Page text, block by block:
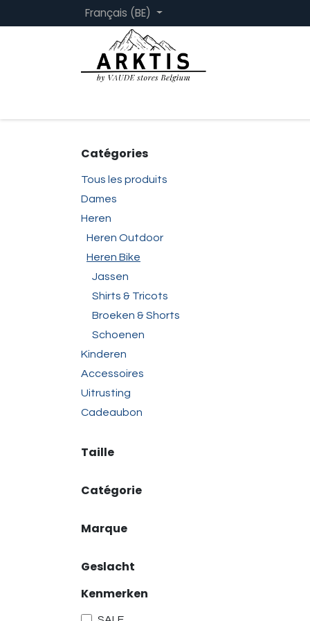
Se rendre au contenuFrançais (BE)
Catégories
Tous les produits
Dames
Heren
Heren Outdoor
Heren Bike
Jassen
Shirts & Tricots
Broeken & Shorts
Schoenen
Kinderen
Accessoires
Uitrusting
Cadeaubon
Taille
Catégorie
Marque
Geslacht
Kenmerken